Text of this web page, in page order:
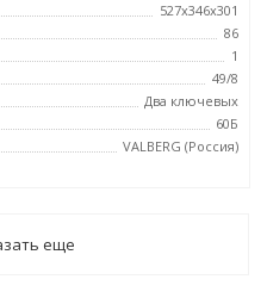
527х346х301
86
1
49/8
Два ключевых
60Б
VALBERG (Россия)
еще